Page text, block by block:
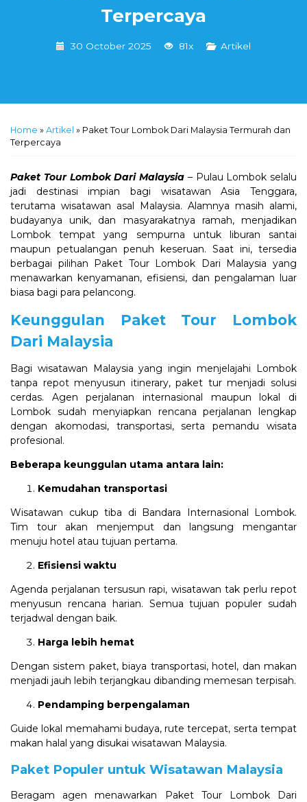
Terpercaya
30 October 2025 81x Artikel
Home » Artikel » Paket Tour Lombok Dari Malaysia Termurah dan
Terpercaya
Paket Tour Lombok Dari Malaysia – Pulau Lombok selalu
jadi destinasi impian bagi wisatawan Asia Tenggara,
terutama wisatawan asal Malaysia. Alamnya masih alami,
budayanya unik, dan masyarakatnya ramah, menjadikan
Lombok tempat yang sempurna untuk liburan santai
maupun petualangan penuh keseruan. Saat ini, tersedia
berbagai pilihan Paket Tour Lombok Dari Malaysia yang
menawarkan kenyamanan, efisiensi, dan pengalaman luar
biasa bagi para pelancong.
Keunggulan Paket Tour Lombok
Dari Malaysia
Bagi wisatawan Malaysia yang ingin menjelajahi Lombok
tanpa repot menyusun itinerary, paket tur menjadi solusi
cerdas. Agen perjalanan internasional maupun lokal di
Lombok sudah menyiapkan rencana perjalanan lengkap
dengan akomodasi, transportasi, serta pemandu wisata
profesional.
Beberapa keunggulan utama antara lain:
Kemudahan transportasi
Wisatawan cukup tiba di Bandara Internasional Lombok.
Tim tour akan menjemput dan langsung mengantar
menuju hotel atau tujuan pertama.
Efisiensi waktu
Agenda perjalanan tersusun rapi, wisatawan tak perlu repot
menyusun rencana harian. Semua tujuan populer sudah
terjadwal dengan baik.
Harga lebih hemat
Dengan sistem paket, biaya transportasi, hotel, dan makan
menjadi jauh lebih terjangkau dibanding memesan terpisah.
Pendamping berpengalaman
Guide lokal memahami budaya, rute tercepat, serta tempat
makan halal yang disukai wisatawan Malaysia.
Paket Populer untuk Wisatawan Malaysia
Beragam agen menawarkan Paket Tour Lombok Dari